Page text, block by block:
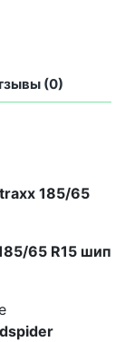
(0)
185/65
65 R15 шип